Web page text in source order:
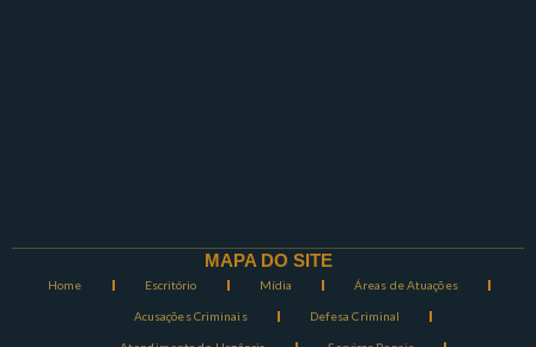
MAPA DO SITE
Home Escritório Mídia Áreas de Atuações
Acusações Criminais Defesa Criminal